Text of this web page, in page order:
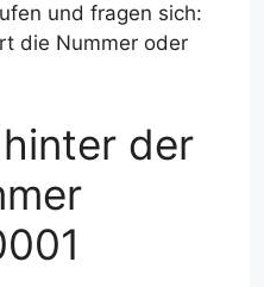
und fragen sich:
die Nummer oder
der